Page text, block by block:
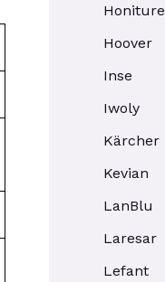
Honiture
Hoover
Inse
Iwoly
Kärcher
Kevian
LanBlu
Laresar
Lefant